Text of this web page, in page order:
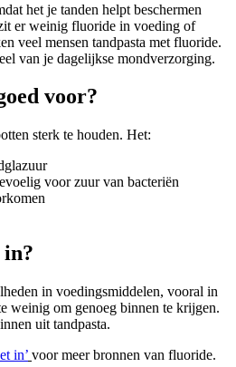
het je tanden helpt beschermen
er weinig fluoride in voeding of
veel mensen tandpasta met fluoride.
van je dagelijkse mondverzorging.
voor?
sterk te houden. Het:
voor zuur van bacteriën
in voedingsmiddelen, vooral in
weinig om genoeg binnen te krijgen.
uit tandpasta.
in’ voor meer bronnen van fluoride.